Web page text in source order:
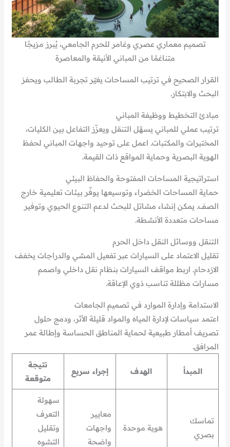
تصميم معماري عصري وغامر للحرم الجامعي، يُبرز مزيجًا
متناغمًا من المباني الأنيقة والمعاصرة
القرار الصحيح في ترتيب المساحات يغيّر تجربة الطالب ويحفز
البحث والابتكار.
مبادئ التخطيط ووظيفة المباني
ترتيب عملي للمباني يسهّل التنقل ويعزّز التفاعل بين الكليات،
المختبرات والمكتبات. اعمل على توحيد واجهات المباني لحفظ
الهوية البصرية وحماية المواقع ذات القيمة.
استراتيجية المساحات المفتوحة والحفاظ البيئي
حماية المساحات الخضراء وتوسيعها يوفّر بيئات تعليمية خارج
الصف. يمكن إنشاء مشاتل للبحث لدعم التنوع الحيوي وتوفير
مساحات متعددة الأنشطة.
التنقل ووسائل النقل داخل الحرم
تقليل الاعتماد على السيارات عبر تفعيل المشي والدراجات يخفف
الازدحام. اربط مواقف السيارات بنظام نقل داخلي واصمم
مسارات مظللة تناسب ذوي الإعاقة.
الاستدامة وإدارة الموارد في تصميم الجامعات
اعتمد سياسات لإدارة المياه والمواد قليلة الأثر، ودمج حلول
تصريف أمطار طبيعية لحماية المناطق الحساسة وإطالة عمر
المرافق.
المبدأ الهدف إجراء سريع
نتيجة
متوقعة
تماسك
بصري
هوية موحدة
معايير
واجهات
واضحة
سهولة
التعرف
وتقليل
التشوه